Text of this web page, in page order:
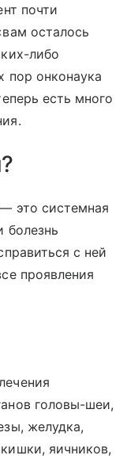
почти
осталось
либо
пор онконаука
есть много
это системная
болезнь
с ней
проявления
головы-шеи,
желудка,
яичников,